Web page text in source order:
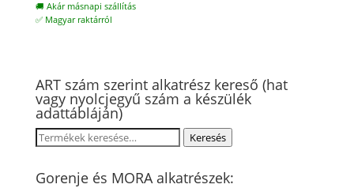
🚚 Akár másnapi szállítás
✅ Magyar raktárról
ART szám szerint alkatrész kereső (hat
vagy nyolcjegyű szám a készülék
adattábláján)
Keresés
következőre:
Keresés
Gorenje és MORA alkatrészek: